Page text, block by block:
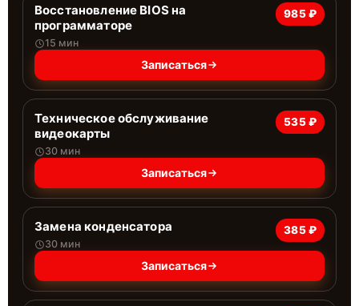
Восстановление BIOS на
программаторе
15 мин
985 ₽
Записаться
Техническое обслуживание
видеокарты
30 мин
535 ₽
Записаться
Замена конденсатора
30 мин
385 ₽
Записаться